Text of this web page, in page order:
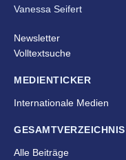
Vanessa Seifert
Newsletter
Volltextsuche
MEDIENTICKER
Internationale Medien
GESAMTVERZEICHNIS
Alle Beiträge